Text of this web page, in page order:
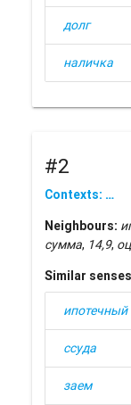
долг
наличка
#2
Contexts: …
Neighbours:
сумма, 14,9,
Similar
ипотечный
ссуда
заем